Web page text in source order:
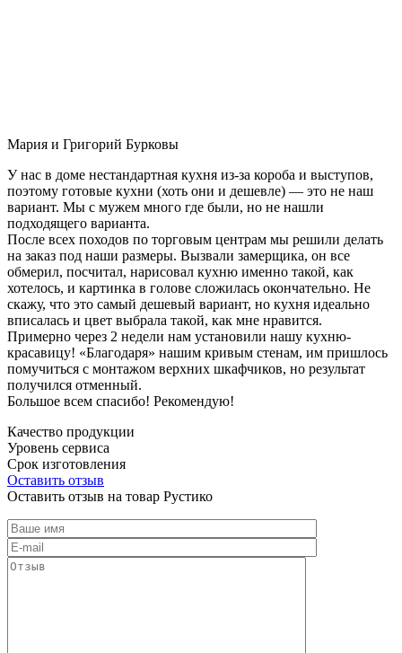
Мария и Григорий Бурковы
У нас в доме нестандартная кухня из-за короба и выступов,
поэтому готовые кухни (хоть они и дешевле) — это не наш
вариант. Мы с мужем много где были, но не нашли
подходящего варианта.
После всех походов по торговым центрам мы решили делать
на заказ под наши размеры. Вызвали замерщика, он все
обмерил, посчитал, нарисовал кухню именно такой, как
хотелось, и картинка в голове сложилась окончательно. Не
скажу, что это самый дешевый вариант, но кухня идеально
вписалась и цвет выбрала такой, как мне нравится.
Примерно через 2 недели нам установили нашу кухню-
красавицу! «Благодаря» нашим кривым стенам, им пришлось
помучиться с монтажом верхних шкафчиков, но результат
получился отменный.
Большое всем спасибо! Рекомендую!
Качество продукции
Уровень сервиса
Срок изготовления
Оставить отзыв
Оставить отзыв на товар Рустико